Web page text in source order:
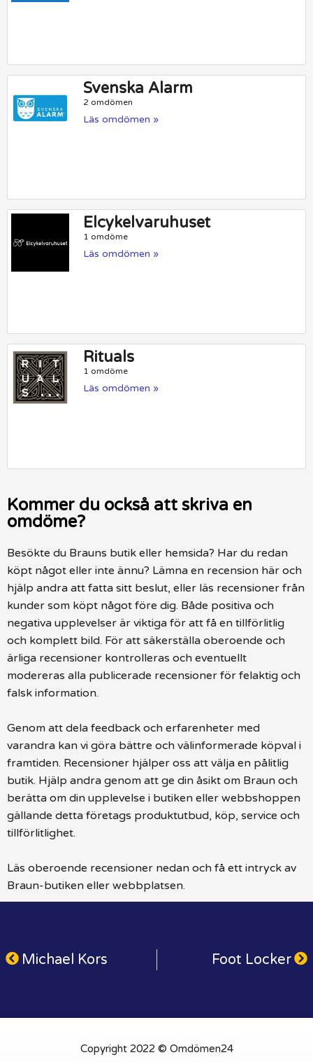
Svenska Alarm
2 omdömen
Läs omdömen »
Elcykelvaruhuset
1 omdöme
Läs omdömen »
Rituals
1 omdöme
Läs omdömen »
Kommer du också att skriva en
omdöme?
Besökte du Brauns butik eller hemsida? Har du redan
köpt något eller inte ännu? Lämna en recension här och
hjälp andra att fatta sitt beslut, eller läs recensioner från
kunder som köpt något före dig. Både positiva och
negativa upplevelser är viktiga för att få en tillförlitlig
och komplett bild. För att säkerställa oberoende och
ärliga recensioner kontrolleras och eventuellt
modereras alla publicerade recensioner för felaktig och
falsk information.
Genom att dela feedback och erfarenheter med
varandra kan vi göra bättre och välinformerade köpval i
framtiden. Recensioner hjälper oss att välja en pålitlig
butik. Hjälp andra genom att ge din åsikt om Braun och
berätta om din upplevelse i butiken eller webbshoppen
gällande detta företags produktutbud, köp, service och
tillförlitlighet.
Läs oberoende recensioner nedan och få ett intryck av
Braun-butiken eller webbplatsen.
Michael Kors Foot Locker
Copyright 2022 © Omdömen24